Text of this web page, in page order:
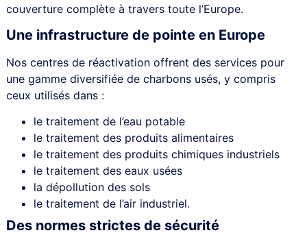
couverture complète à travers toute l’Europe.
Une infrastructure de pointe en Europe
Nos centres de réactivation offrent des services pour
une gamme diversifiée de charbons usés, y compris
ceux utilisés dans :
le traitement de l’eau potable
le traitement des produits alimentaires
le traitement des produits chimiques industriels
le traitement des eaux usées
la dépollution des sols
le traitement de l’air industriel.
Des normes strictes de sécurité